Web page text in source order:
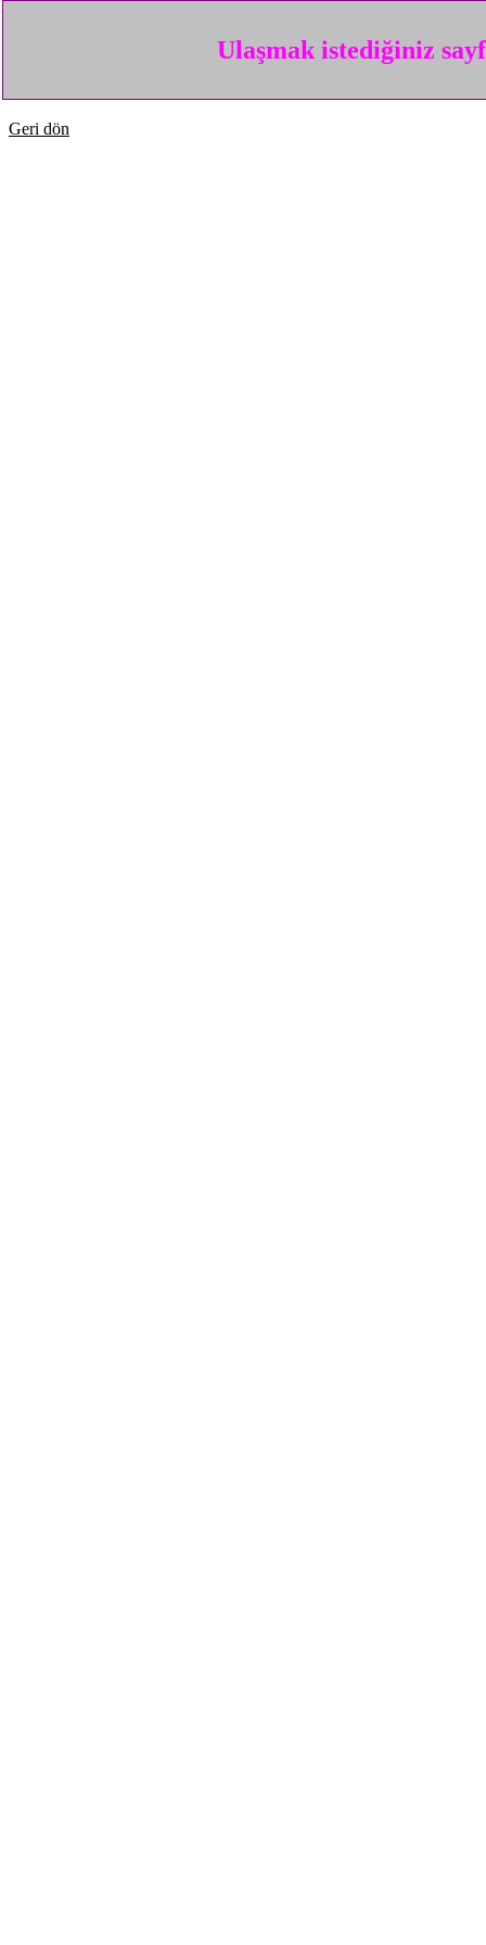
Ulaşmak istediğiniz
Geri dön